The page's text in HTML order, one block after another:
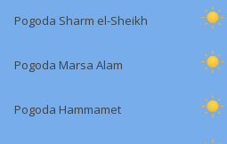
Pogoda Sharm el-Sheikh
Pogoda Marsa Alam
Pogoda Hammamet